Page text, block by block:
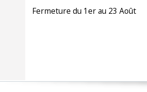
‎ Fermeture du 1er au 23 Août‎